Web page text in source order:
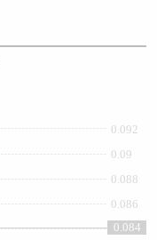
0.084
0.086
0.088
0.09
0.092
0.084